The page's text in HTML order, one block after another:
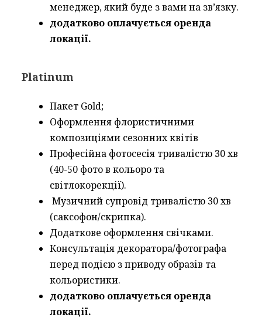
менеджер, який буде з вами на зв’язку.
додатково оплачується оренда
локації.
Platinum
Пакет Gold;
Оформлення флористичними
композиціями сезонних квітів
Професійна фотосесія тривалістю 30 хв
(40-50 фото в кольоро та
світлокорекції).
Музичний супровід тривалістю 30 хв
(саксофон/скрипка).
Додаткове оформлення свічками.
Консультація декоратора/фотографа
перед подією з приводу образів та
кольористики.
додатково оплачується оренда
локації.